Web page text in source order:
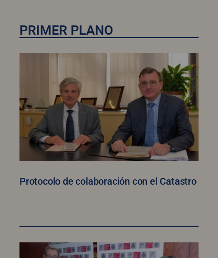
PRIMER PLANO
Protocolo de colaboración con el Catastro